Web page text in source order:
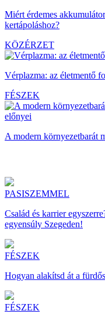
Miért érdemes
kertápoláshoz?
KÖZÉRZET
Vérplazma: az életmentő
FÉSZEK
A modern környezetbarát
PASISZEMMEL
Család és karrier
egyensúly Szegeden!
FÉSZEK
Hogyan alakítsd át a
FÉSZEK